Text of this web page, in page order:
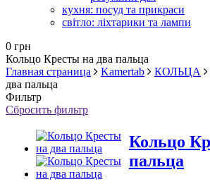
кухня: посуд та прикраси
світло: ліхтарики та лампи
0 грн
Кольцо Кресты на два пальца
Главная страница
Kamertab КОЛЬЦА
два пальца
Фильтр
Сбросить фильтр
Кольцо
пальца